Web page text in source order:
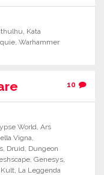
, Kata
, Warhammer
10
World,Ars
Vigna,
, Druid, Dungeon
, Genesys,
Kult, La Leggenda